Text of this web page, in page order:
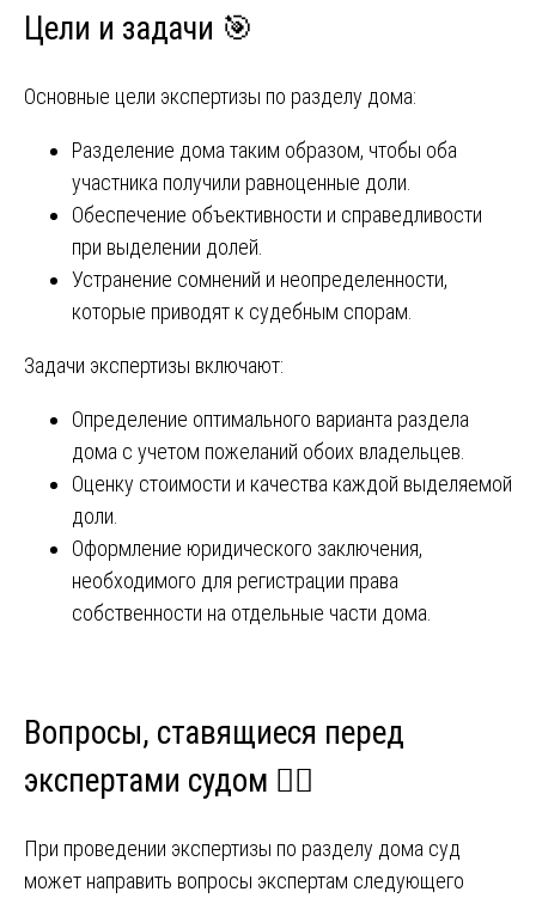
Цели и задачи 🎯
Основные цели экспертизы по разделу дома:
Разделение дома таким образом, чтобы оба
участника получили равноценные доли.
Обеспечение объективности и справедливости
при выделении долей.
Устранение сомнений и неопределенности,
которые приводят к судебным спорам.
Задачи экспертизы включают:
Определение оптимального варианта раздела
дома с учетом пожеланий обоих владельцев.
Оценку стоимости и качества каждой выделяемой
доли.
Оформление юридического заключения,
необходимого для регистрации права
собственности на отдельные части дома.
Вопросы, ставящиеся перед
экспертами судом 🕵️‍♂️
При проведении экспертизы по разделу дома суд
может направить вопросы экспертам следующего